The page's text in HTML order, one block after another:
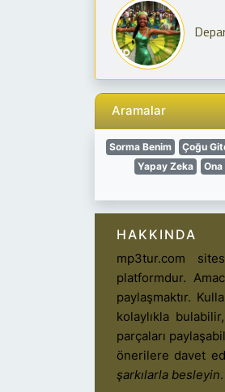
Aramalar
Sorma Benim Çoğu
Yapay Zeka
HAKKINDA
mp3tur.com
platformdur.
paylaşmaktır.
kolaylıkla
parçaları
önerilere davet
şarkılarla besleyin.